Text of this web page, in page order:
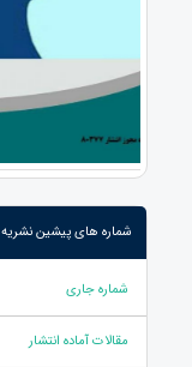
شماره های پیشین نشریه
شماره جاری
مقالات آماده انتشار